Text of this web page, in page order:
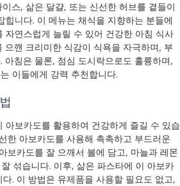
스, 삶은 달걀, 또는 신선한 허브를 곁들이
니다. 이 메뉴는 채식을 지향하는 분들에
연스럽게 늘릴 수 있어 건강한 아침 식사
깬 크리미한 식감이 식욕을 자극하며, 부
침은 물론, 점심 도시락으로도 훌륭하며,
이들에게 강력 추천합니다.
보카도를 활용하여 건강하게 즐길 수 있습
한 아보카도를 사용해 촉촉하고 부드러운
보카도를 잘 으깨서 볼에 담고, 마늘과 레몬
섞습니다. 이후, 삶은 파스타에 이 아보카
. 이 방법은 유제품을 사용할 필요도 없고,